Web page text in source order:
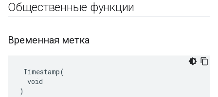
Общественные функции
Временная метка
Timestamp(
  void
)